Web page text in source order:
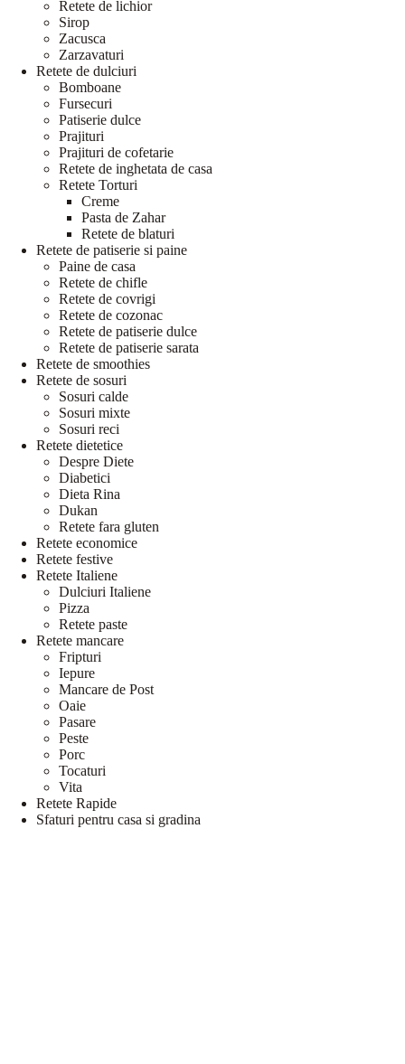
Retete de lichior
Sirop
Zacusca
Zarzavaturi
Retete de dulciuri
Bomboane
Fursecuri
Patiserie dulce
Prajituri
Prajituri de cofetarie
Retete de inghetata de casa
Retete Torturi
Creme
Pasta de Zahar
Retete de blaturi
Retete de patiserie si paine
Paine de casa
Retete de chifle
Retete de covrigi
Retete de cozonac
Retete de patiserie dulce
Retete de patiserie sarata
Retete de smoothies
Retete de sosuri
Sosuri calde
Sosuri mixte
Sosuri reci
Retete dietetice
Despre Diete
Diabetici
Dieta Rina
Dukan
Retete fara gluten
Retete economice
Retete festive
Retete Italiene
Dulciuri Italiene
Pizza
Retete paste
Retete mancare
Fripturi
Iepure
Mancare de Post
Oaie
Pasare
Peste
Porc
Tocaturi
Vita
Retete Rapide
Sfaturi pentru casa si gradina